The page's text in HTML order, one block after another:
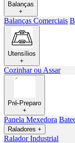
Balanças
+
Balanças Comerciais
Utensílios
+
Cozinhar ou Assar
Pré-Preparo
+
Panela Mexedora
Raladores +
Ralador Industrial